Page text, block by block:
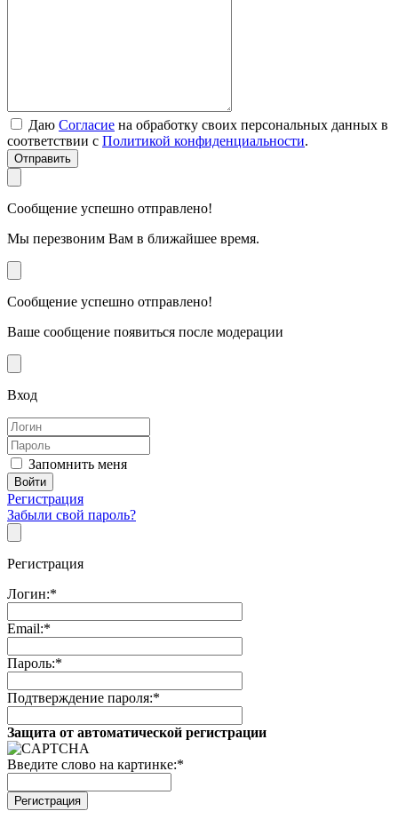
Даю Согласие на обработку своих персональных данных в
соответствии с Политикой конфиденциальности.
Отправить
Сообщение успешно отправлено!
Мы перезвоним Вам в ближайшее время.
Сообщение успешно отправлено!
Ваше сообщение появиться после модерации
Вход
Запомнить меня
Регистрация
Забыли свой пароль?
Регистрация
Логин:*
Email:*
Пароль:*
Подтверждение пароля:*
Защита от автоматической регистрации
Введите слово на картинке:*